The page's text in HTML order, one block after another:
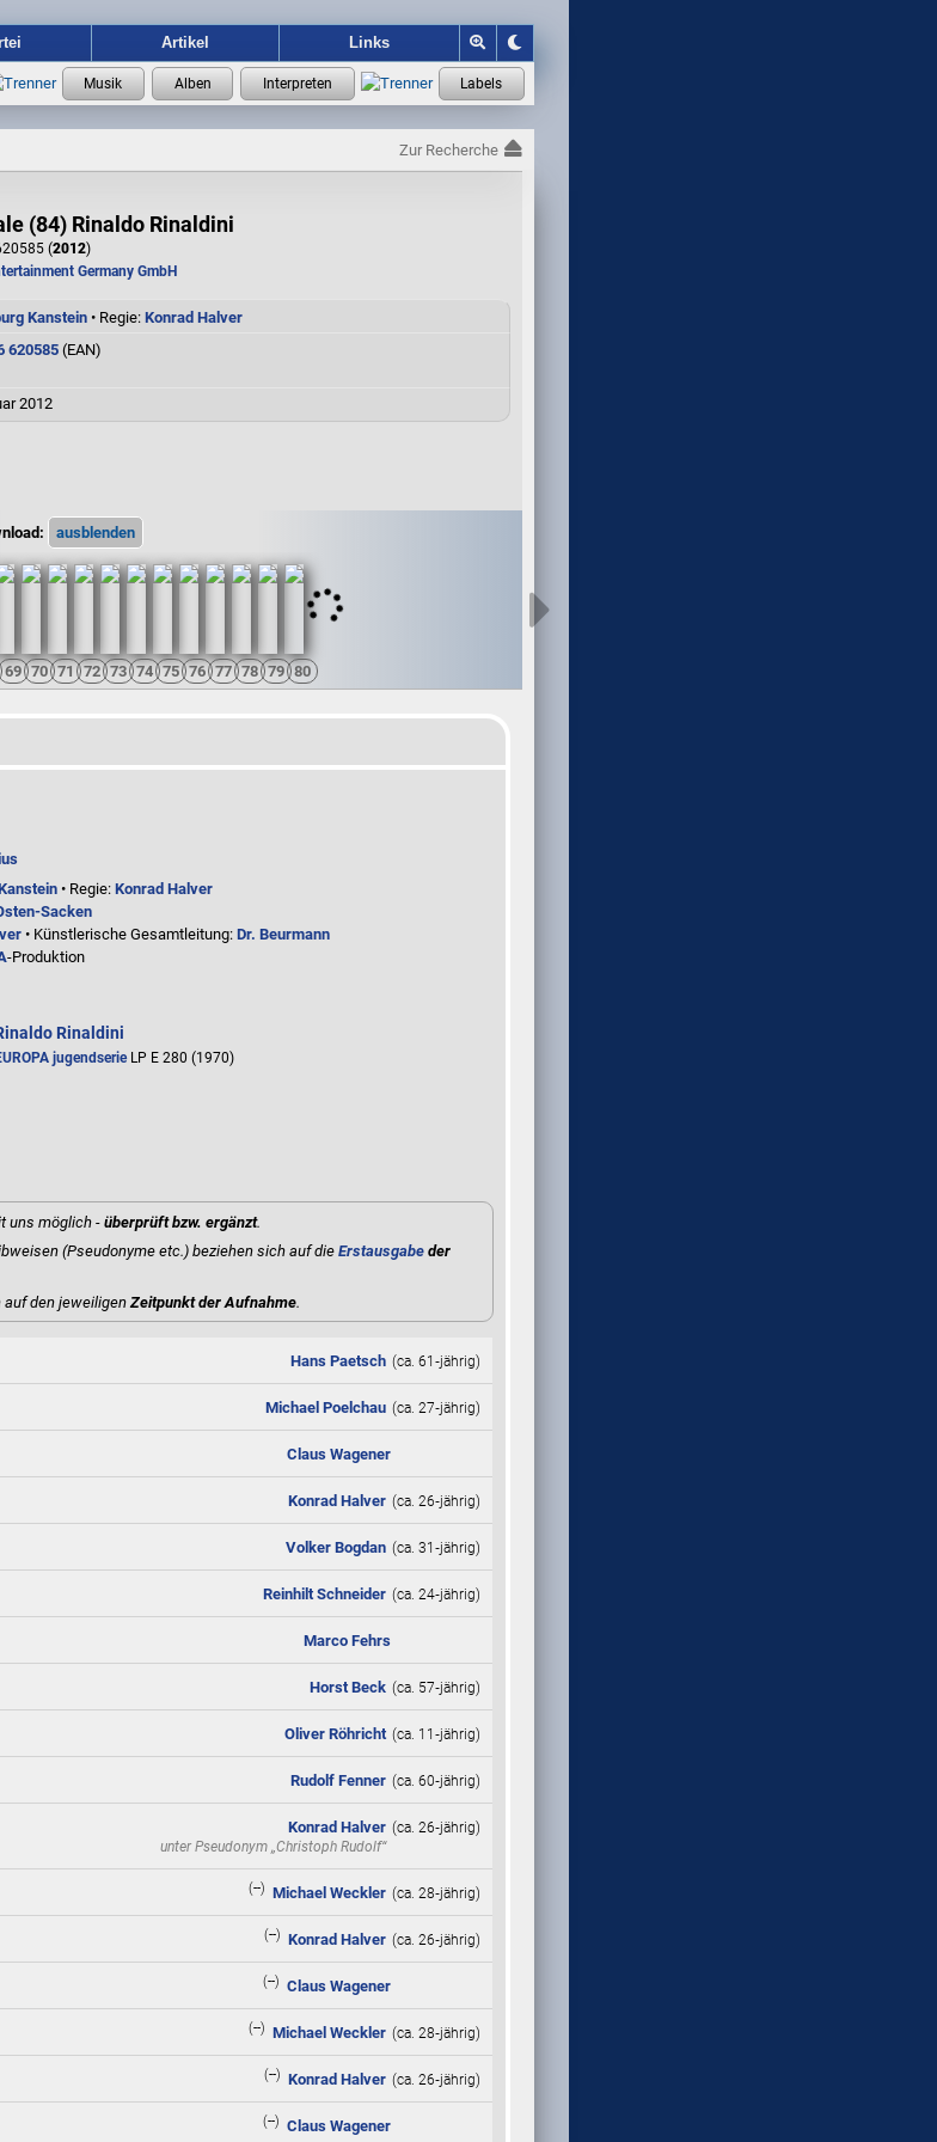
Artikel Links
Zur Recherche
(84) Rinaldo Rinaldini
(2012)
Germany GmbH
Kanstein • Regie:Konrad Halver
620585(EAN)
2012
• Regie: Konrad Halver
Sacken
• Künstlerische Gesamtleitung: Dr. Beurmann
-Produktion
Rinaldini
jugendserieLP E 280 (1970)
uns möglich -überprüft bzw. ergänzt.
(Pseudonyme etc.) beziehen sich auf die Erstausgabeder
den jeweiligen Zeitpunkt der Aufnahme.
Hans Paetsch (ca. 61‑jährig)
Michael Poelchau (ca. 27‑jährig)
Claus Wagener
Konrad Halver (ca. 26‑jährig)
Volker Bogdan (ca. 31‑jährig)
Reinhilt Schneider (ca. 24‑jährig)
Marco Fehrs
Horst Beck (ca. 57‑jährig)
Oliver Röhricht (ca. 11‑jährig)
Rudolf Fenner (ca. 60‑jährig)
Konrad Halver
unter Pseudonym „Christoph Rudolf“
(ca. 26‑jährig)
(--) Michael Weckler (ca. 28‑jährig)
(--) Konrad Halver (ca. 26‑jährig)
(--) Claus Wagener
(--) Michael Weckler (ca. 28‑jährig)
(--) Konrad Halver (ca. 26‑jährig)
(--) Claus Wagener